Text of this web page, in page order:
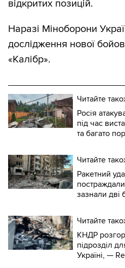
відкритих позицій.
Наразі Міноборони
дослідження нової
«Калібр».
Читайте
Росія
під час
та багато
Читайте
Ракетний
зазнали дві
Читайте
КНДР
підрозділ
Україні, —